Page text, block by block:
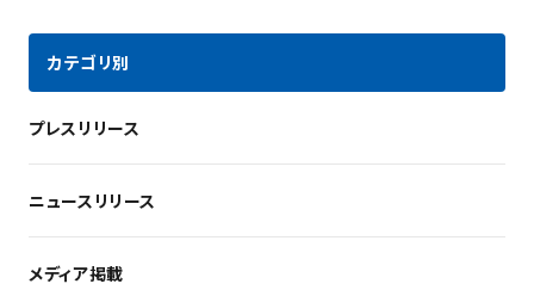
カテゴリ別
プレスリリース
ニュースリリース
メディア掲載